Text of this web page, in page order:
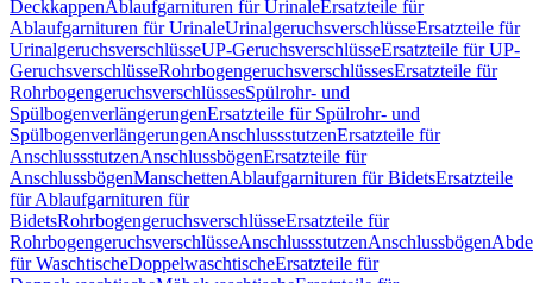
DeckkappenAblaufgarnituren für UrinaleErsatzteile für
Ablaufgarnituren für UrinaleUrinalgeruchsverschlüsseErsatzteile für
UrinalgeruchsverschlüsseUP-GeruchsverschlüsseErsatzteile für UP-
GeruchsverschlüsseRohrbogengeruchsverschlüssesErsatzteile für
RohrbogengeruchsverschlüssesSpülrohr- und
SpülbogenverlängerungenErsatzteile für Spülrohr- und
SpülbogenverlängerungenAnschlussstutzenErsatzteile für
AnschlussstutzenAnschlussbögenErsatzteile für
AnschlussbögenManschettenAblaufgarnituren für BidetsErsatzteile
für Ablaufgarnituren für
BidetsRohrbogengeruchsverschlüsseErsatzteile für
RohrbogengeruchsverschlüsseAnschlussstutzenAnschlussbögen
für WaschtischeDoppelwaschtischeErsatzteile für